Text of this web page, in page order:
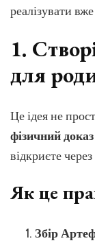
реалізувати
1.
для
Це ідея не
фізичний доказ
відкриєте через
Як це
Збір